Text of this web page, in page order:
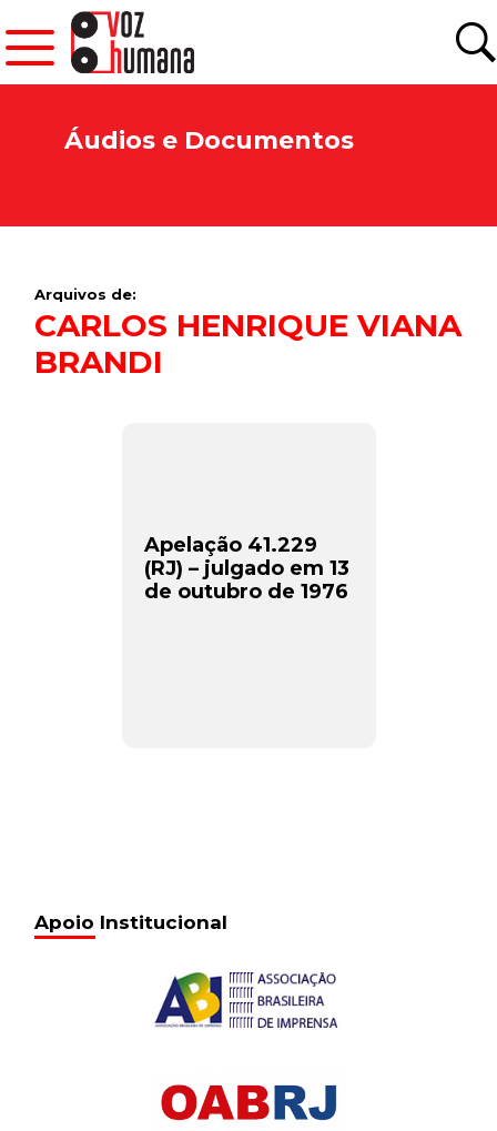
Áudios e Documentos
Arquivos de:
CARLOS HENRIQUE VIANA
BRANDI
Apelação 41.229
(RJ) – julgado em 13
de outubro de 1976
Apoio Institucional